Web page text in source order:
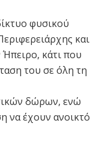
φυσικού
και
κάτι που
του σε όλη τη
δώρων, ενώ
να έχουν ανοικτό